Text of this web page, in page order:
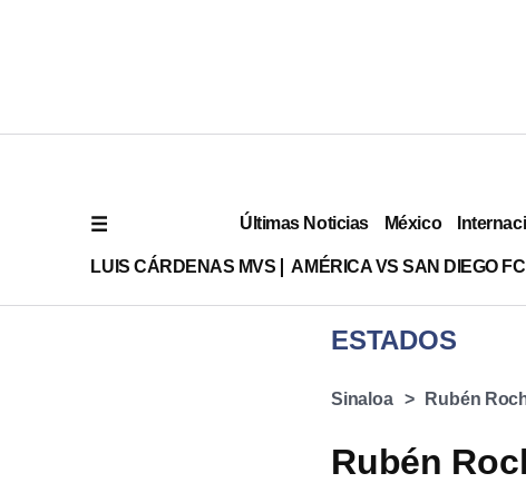
Últimas Noticias México
LUIS CÁRDENAS MVS AMÉRICA VS SAN DIEGO FC
ESTADOS
Sinaloa Rubén
Rubén